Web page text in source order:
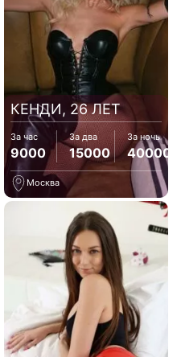
КЕНДИ, 26 ЛЕТ
За час
9000
За два
15000
За ночь
40000
Москва